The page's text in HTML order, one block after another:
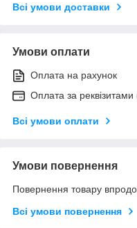
Всі умови доставки
Умови оплати
Оплата на рахунок
Оплата за
Всі умови оплати
Умови повернення
Повернення товару
Всі умови повернення